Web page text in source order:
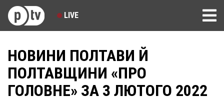
LIVE
НОВИНИ ПОЛТАВИ Й
ПОЛТАВЩИНИ «ПРО
ГОЛОВНЕ» ЗА 3 ЛЮТОГО 2022